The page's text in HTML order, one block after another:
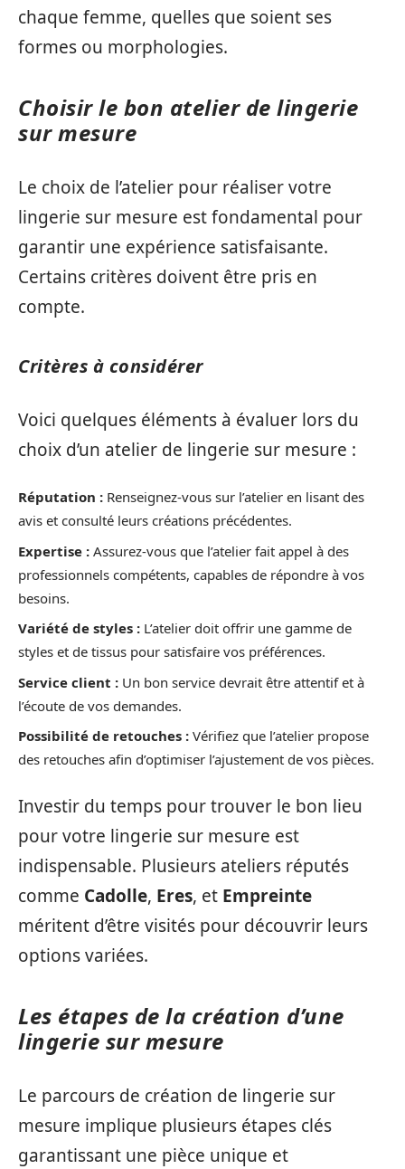
chaque femme, quelles que soient ses
formes ou morphologies.
Choisir le bon atelier de lingerie
sur mesure
Le choix de l’atelier pour réaliser votre
lingerie sur mesure est fondamental pour
garantir une expérience satisfaisante.
Certains critères doivent être pris en
compte.
Critères à considérer
Voici quelques éléments à évaluer lors du
choix d’un atelier de lingerie sur mesure :
Réputation : Renseignez-vous sur l’atelier en lisant des
avis et consulté leurs créations précédentes.
Expertise : Assurez-vous que l’atelier fait appel à des
professionnels compétents, capables de répondre à vos
besoins.
Variété de styles : L’atelier doit offrir une gamme de
styles et de tissus pour satisfaire vos préférences.
Service client : Un bon service devrait être attentif et à
l’écoute de vos demandes.
Possibilité de retouches : Vérifiez que l’atelier propose
des retouches afin d’optimiser l’ajustement de vos pièces.
Investir du temps pour trouver le bon lieu
pour votre lingerie sur mesure est
indispensable. Plusieurs ateliers réputés
comme Cadolle, Eres, et Empreinte
méritent d’être visités pour découvrir leurs
options variées.
Les étapes de la création d’une
lingerie sur mesure
Le parcours de création de lingerie sur
mesure implique plusieurs étapes clés
garantissant une pièce unique et